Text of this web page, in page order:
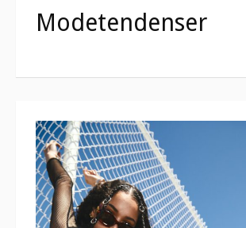
Modetendenser